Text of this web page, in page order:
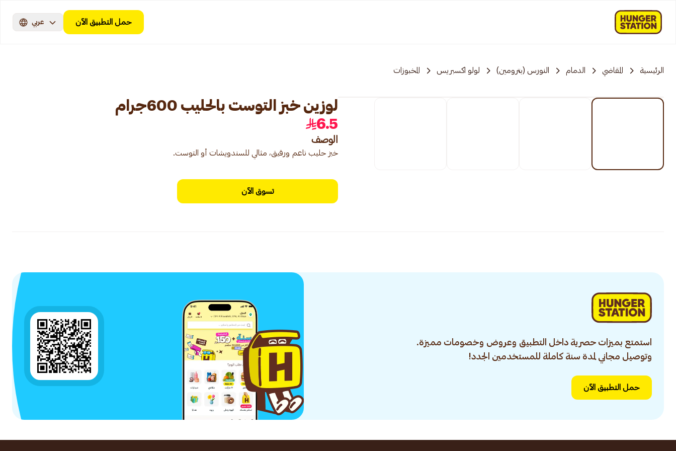
حمل التطبيق الآن عربي
الرئيسية المقاضي الدمام النورس (بترومين) لولو اكسبريس المخبوزات
لوزين خبز التوست بالحليب 600جرام
6.5
الوصف
خبز حليب ناعم ورقيق، مثالي للسندويشات أو التوست.
تسوق الآن
استمتع بميزات حصرية داخل التطبيق وعروض وخصومات مميزة.
وتوصيل مجاني لمدة سنة كاملة للمستخدمين الجدد!
حمل التطبيق الآن